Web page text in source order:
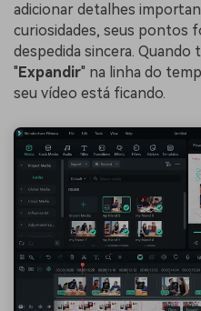
adicionar detalhes
curiosidades, seus pontos
despedida sincera. Quando
"Expandir" na linha do
seu vídeo está ficando.